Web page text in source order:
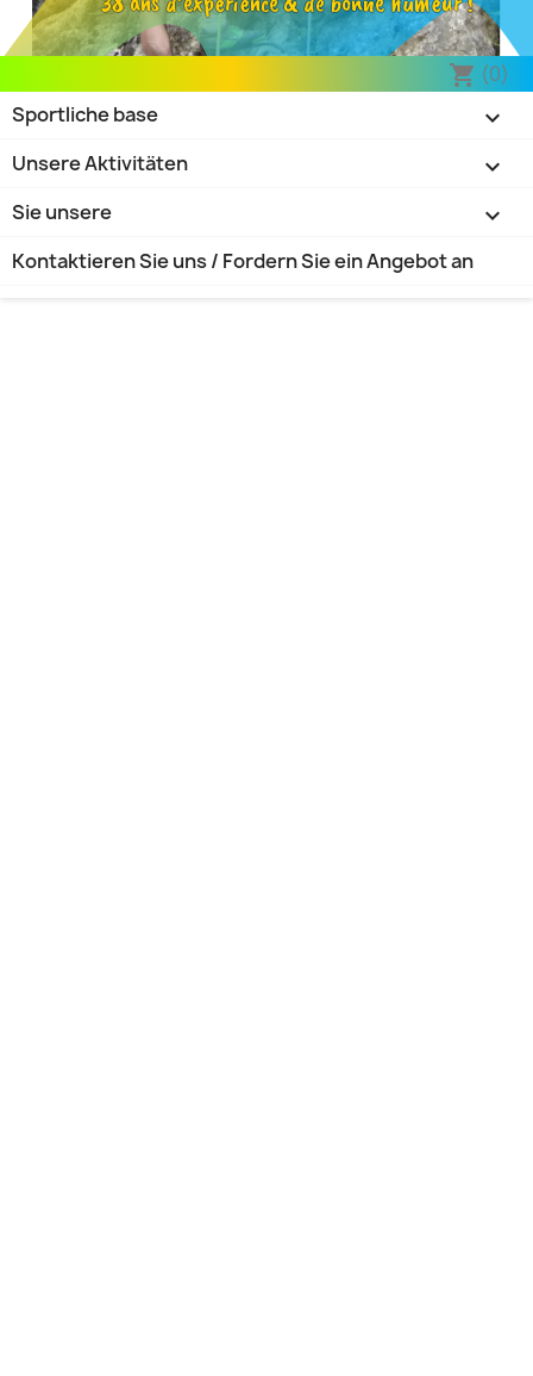
shopping_cart (0)

Sportliche base

Unsere Aktivitäten

Sie unsere
Kontaktieren Sie uns / Fordern Sie ein Angebot an